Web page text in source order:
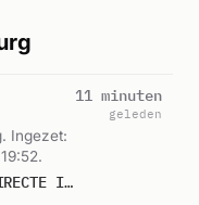
Ingezet:
C1 TILBURG RIT: 139672 (DIRECTE INZET: JA)
11 minuten
geleden